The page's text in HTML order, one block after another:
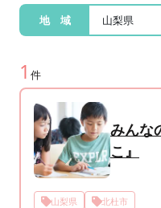
地 域 山梨県
1 件
みんな
こ』
山梨県
北杜市